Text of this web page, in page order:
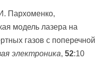
Пархоменко,
модель лазера на
газов с поперечной
электроника, 52:10